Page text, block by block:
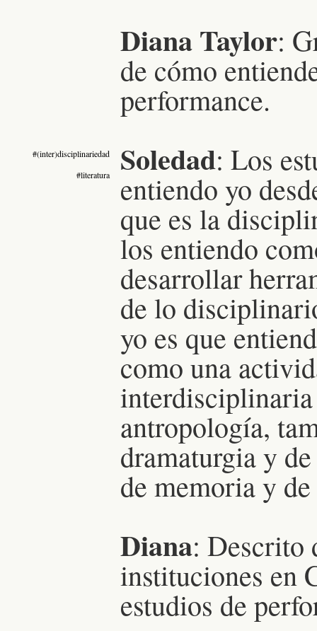
Diana Taylor:
de cómo
performance.
Soledad:
#(inter)disciplinariedad
#literatura
Los
entiendo yo
que es la
los entiendo
desarrollar
de lo
yo es que
como una
antropología,
dramaturgia y
de memoria y
Diana: Descrito
instituciones en
estudios de